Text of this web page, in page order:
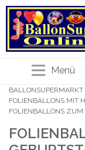
Menü
BALLONSUPERMARKT
FOLIENBALLONS MIT
FOLIENBALLONS